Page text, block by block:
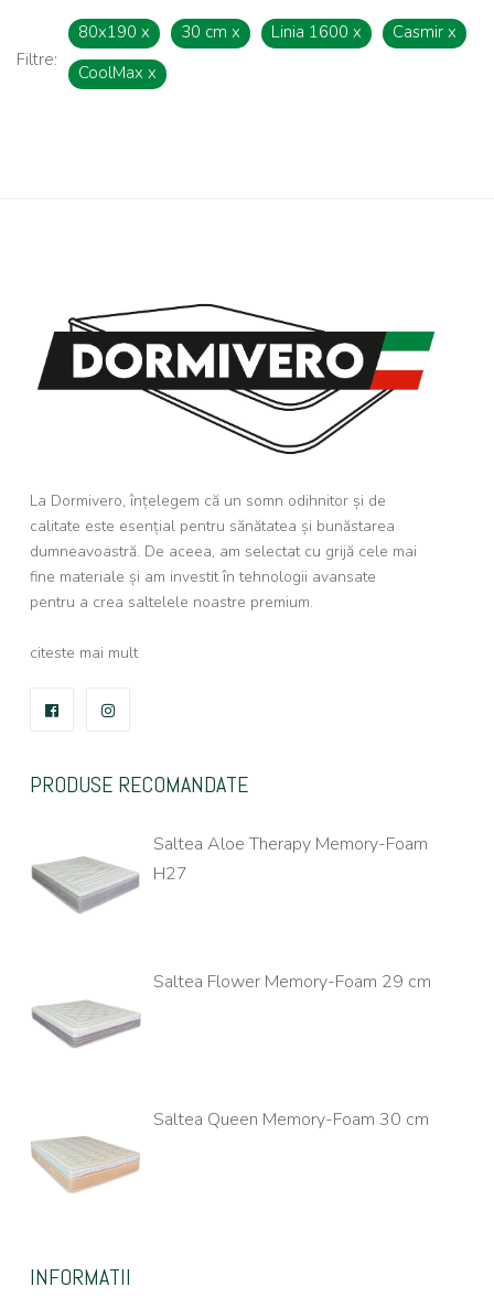
Filtre:
80x190 x 30 cm x Linia 1600 x Casmir x
CoolMax x
La Dormivero, înțelegem că un somn odihnitor și de
calitate este esențial pentru sănătatea și bunăstarea
dumneavoastră. De aceea, am selectat cu grijă cele mai
fine materiale și am investit în tehnologii avansate
pentru a crea saltelele noastre premium.
citeste mai mult
FACEBOOK
PRODUSE RECOMANDATE
Saltea Aloe Therapy Memory-Foam
H27
Saltea Flower Memory-Foam 29 cm
Saltea Queen Memory-Foam 30 cm
INFORMATII